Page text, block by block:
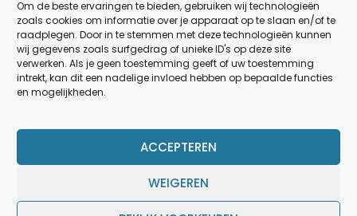
Om de beste ervaringen te bieden, gebruiken wij technologieën
zoals cookies om informatie over je apparaat op te slaan en/of te
raadplegen. Door in te stemmen met deze technologieën kunnen
wij gegevens zoals surfgedrag of unieke ID's op deze site
verwerken. Als je geen toestemming geeft of uw toestemming
intrekt, kan dit een nadelige invloed hebben op bepaalde functies
en mogelijkheden.
ACCEPTEREN
WEIGEREN
PRODUCTEN
Meubels
hogere posities in Google
Geld verdienen via internet: jouw complete gids
om online inkomen op te bouwen